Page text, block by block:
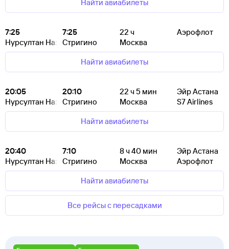
Найти авиабилеты
7:25
Нурсултан Назарбаев
7:25
Стригино
22 ч
Москва
Аэрофлот
Найти авиабилеты
20:05
Нурсултан Назарбаев
20:10
Стригино
22 ч 5 мин
Москва
Эйр Астана
S7 Airlines
Найти авиабилеты
20:40
Нурсултан Назарбаев
7:10
Стригино
8ч 40 мин
Москва
Эйр Астана
Аэрофлот
Найти авиабилеты
Все рейсы с пересадками